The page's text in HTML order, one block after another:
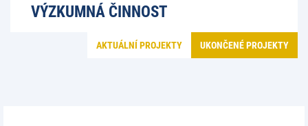
VÝZKUMNÁ ČINNOST
UKONČENÉ PROJEKTY
AKTUÁLNÍ PROJEKTY